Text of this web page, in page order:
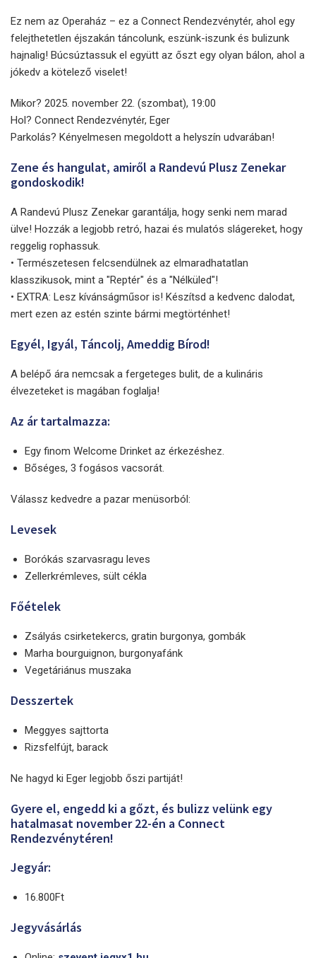
Ez nem az Operaház – ez a Connect Rendezvénytér, ahol egy
felejthetetlen éjszakán táncolunk, eszünk-iszunk és bulizunk
hajnalig! Búcsúztassuk el együtt az őszt egy olyan bálon, ahol a
jókedv a kötelező viselet!
Mikor? 2025. november 22. (szombat), 19:00
Hol? Connect Rendezvénytér, Eger
Parkolás? Kényelmesen megoldott a helyszín udvarában!
Zene és hangulat, amiről a Randevú Plusz Zenekar
gondoskodik!
A Randevú Plusz Zenekar garantálja, hogy senki nem marad
ülve! Hozzák a legjobb retró, hazai és mulatós slágereket, hogy
reggelig rophassuk.
• Természetesen felcsendülnek az elmaradhatatlan
klasszikusok, mint a "Reptér" és a "Nélküled"!
• EXTRA: Lesz kívánságműsor is! Készítsd a kedvenc dalodat,
mert ezen az estén szinte bármi megtörténhet!
Egyél, Igyál, Táncolj, Ameddig Bírod!
A belépő ára nemcsak a fergeteges bulit, de a kulináris
élvezeteket is magában foglalja!
Az ár tartalmazza:
Egy finom Welcome Drinket az érkezéshez.
Bőséges, 3 fogásos vacsorát.
Válassz kedvedre a pazar menüsorból:
Levesek
Borókás szarvasragu leves
Zellerkrémleves, sült cékla
Főételek
Zsályás csirketekercs, gratin burgonya, gombák
Marha bourguignon, burgonyafánk
Vegetáriánus muszaka
Desszertek
Meggyes sajttorta
Rizsfelfújt, barack
Ne hagyd ki Eger legjobb őszi partiját!
Gyere el, engedd ki a gőzt, és bulizz velünk egy
hatalmasat november 22-én a Connect
Rendezvénytéren!
Jegyár:
16.800Ft
Jegyvásárlás